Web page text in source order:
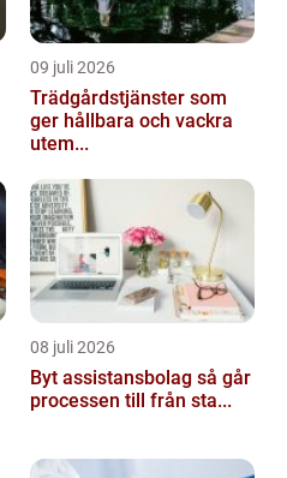
09 juli 2026
Trädgårdstjänster som
ger hållbara och vackra
utem...
08 juli 2026
Byt assistansbolag så går
processen till från sta...